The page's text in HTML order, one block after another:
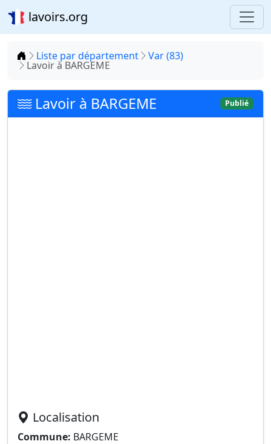
lavoirs.org
Accueil
Liste par département Var (83)
Lavoir à BARGEME
Lavoir à BARGEME Publié
Localisation
Commune: BARGEME